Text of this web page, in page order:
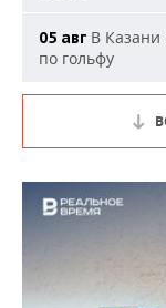
05 авг В Казани
по гольфу